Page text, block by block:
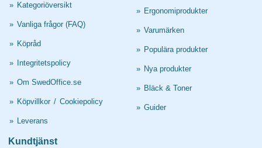
» Kategoriöversikt
» Vanliga frågor (FAQ)
» Köpråd
» Integritetspolicy
» Om SwedOffice.se
» Köpvillkor / Cookiepolicy
» Leverans
» Ergonomiprodukter
» Varumärken
» Populära produkter
» Nya produkter
» Bläck & Toner
» Guider
Kundtjänst